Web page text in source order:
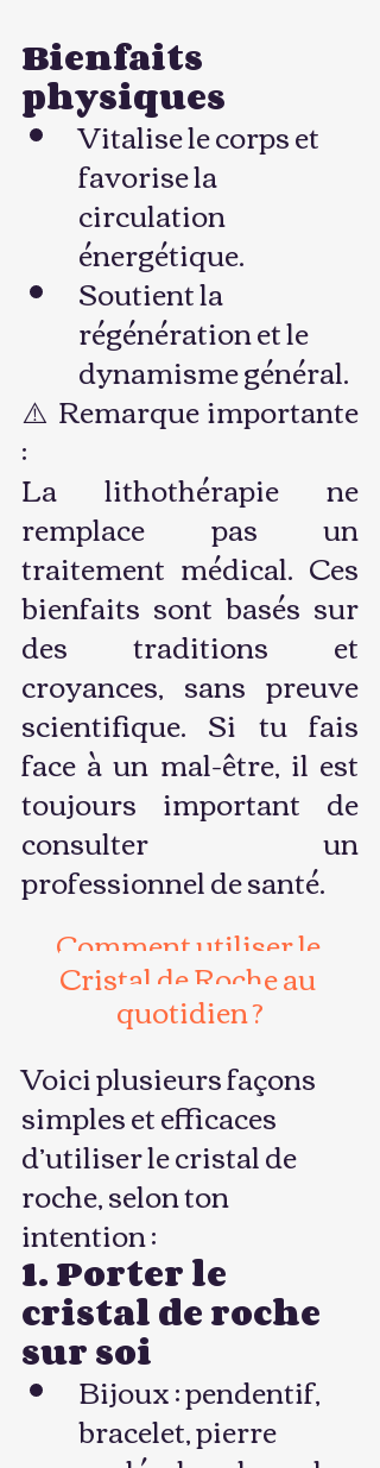
Bienfaits
physiques
Vitalise le corps et
favorise la
circulation
énergétique.
Soutient la
régénération et le
dynamisme général.
⚠️ Remarque importante
:
La lithothérapie ne
remplace pas un
traitement médical. Ces
bienfaits sont basés sur
des traditions et
croyances, sans preuve
scientifique. Si tu fais
face à un mal-être, il est
toujours important de
consulter un
professionnel de santé.
Comment utiliser le
Cristal de Roche au
quotidien ?
Voici plusieurs façons
simples et efficaces
d’utiliser le cristal de
roche, selon ton
intention :
1. Porter le
cristal de roche
sur soi
Bijoux : pendentif,
bracelet, pierre